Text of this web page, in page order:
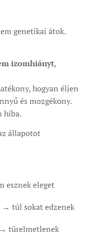
genetikai átok.
izomhiányt,
hogyan éljen
és mozgékony.
hiba.
állapotot
esznek eleget
→ túl sokat edzenek
türelmetlenek